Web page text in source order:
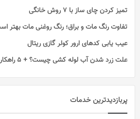
تمیز کردن چای ساز با ۷ روش خانگی
تفاوت رنگ مات و براق؛ رنگ روغنی مات بهتر
عیب یابی کدهای ارور کولر گازی ریتال
علت زرد شدن آب لوله کشی چیست؟ + 5 راهکار
پربازدیدترین خدمات